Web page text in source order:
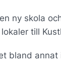
ny skola
till
bland